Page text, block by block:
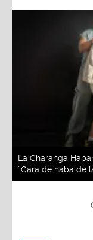
La Charanga
¨Cara de haba de